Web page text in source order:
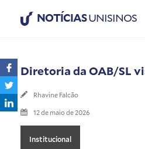
NOTÍCIASUNISINOS
Diretoria da OAB/SL
Rhavine Falcão
12 de maio de 2026
Institucional